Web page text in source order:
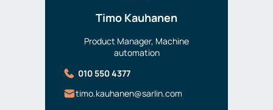
Timo Kauhanen
Product Manager, Machine
automation
010 550 4377
timo.kauhanen@sarlin.com